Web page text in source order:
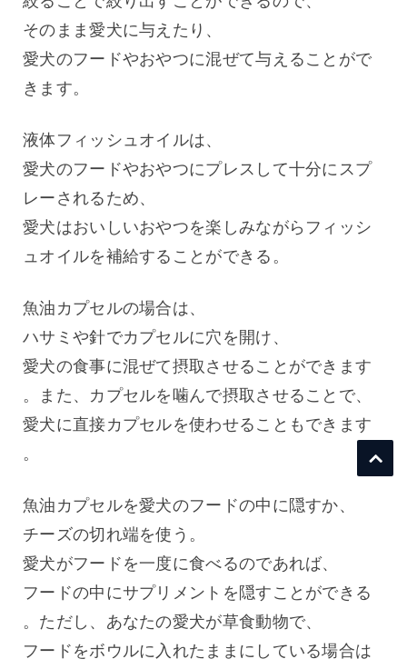
そのまま愛犬に与えたり、
愛犬のフードやおやつに混ぜて与えることがで
きます。
液体フィッシュオイルは、
愛犬のフードやおやつにプレスして十分にスプ
レーされるため、
愛犬はおいしいおやつを楽しみながらフィッシ
ュオイルを補給することができる。
魚油カプセルの場合は、
ハサミや針でカプセルに穴を開け、
愛犬の食事に混ぜて摂取させることができます
。また、カプセルを噛んで摂取させることで、
愛犬に直接カプセルを使わせることもできます
。
魚油カプセルを愛犬のフードの中に隠すか、
チーズの切れ端を使う。
愛犬がフードを一度に食べるのであれば、
フードの中にサプリメントを隠すことができる
。ただし、あなたの愛犬が草食動物で、
フードをボウルに入れたままにしている場合は